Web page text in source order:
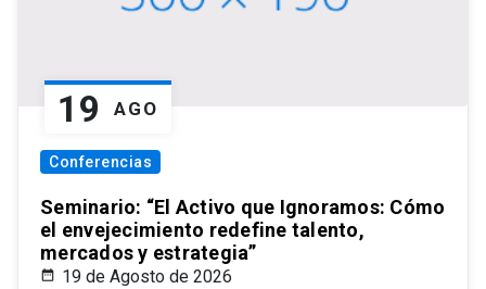
19 AGO
Conferencias
Seminario: “El Activo que Ignoramos: Cómo
el envejecimiento redefine talento,
mercados y estrategia”
19 de Agosto de 2026